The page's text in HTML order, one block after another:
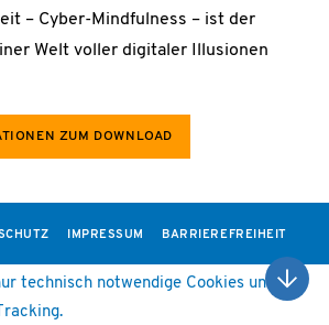
– Cyber-Mindfulness – ist der
Welt voller digitaler Illusionen
ZUM DOWNLOAD
IMPRESSUM BARRIEREFREIHEIT
technisch notwendige Cookies und